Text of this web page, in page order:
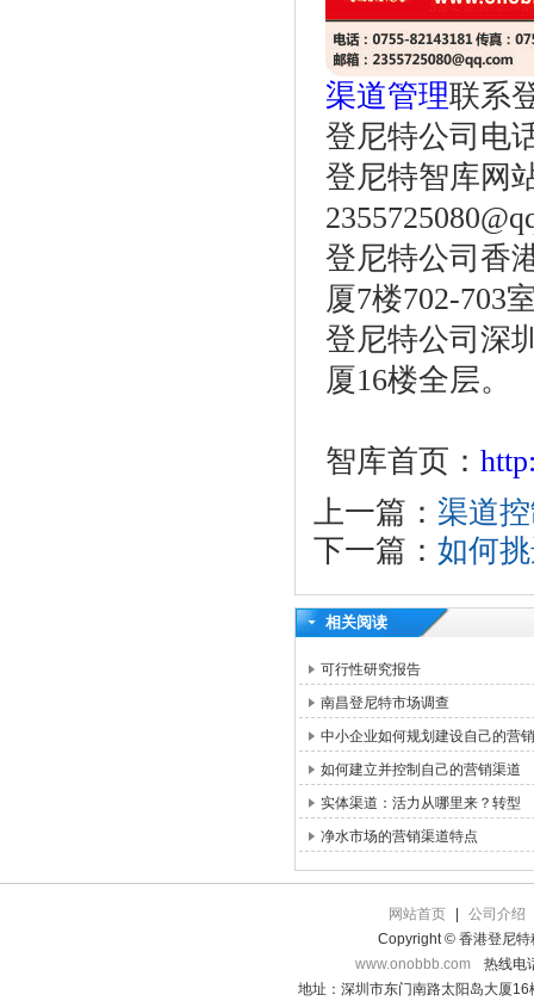
渠道管理联系
登尼特公司电
登尼特智库网
登尼特公司香
厦7楼702-703
登尼特公司深
厦16楼全层。
智库首页：
上一篇： 渠道
下一篇： 如何
相关阅读
可行性研究报告
南昌登尼特市场调查
中小企业如何规划建设自己的营
如何建立并控制自己的营销渠道
实体渠道：活力从哪里来？转型
净水市场的营销渠道特点
网站首页
公司介绍
Copyright © 香港登尼特
www.onobbb.com
热线电
地址：深圳市东门南路太阳岛大厦